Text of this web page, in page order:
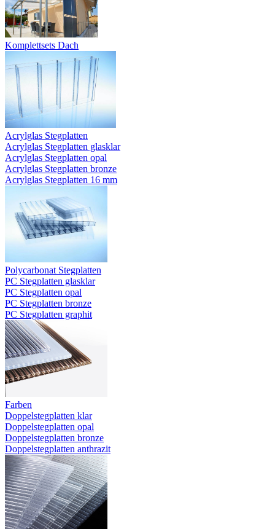
Komplettsets Dach
Acrylglas Stegplatten
Acrylglas Stegplatten glasklar
Acrylglas Stegplatten opal
Acrylglas Stegplatten bronze
Acrylglas Stegplatten 16 mm
Polycarbonat Stegplatten
PC Stegplatten glasklar
PC Stegplatten opal
PC Stegplatten bronze
PC Stegplatten graphit
Farben
Doppelstegplatten klar
Doppelstegplatten opal
Doppelstegplatten bronze
Doppelstegplatten anthrazit